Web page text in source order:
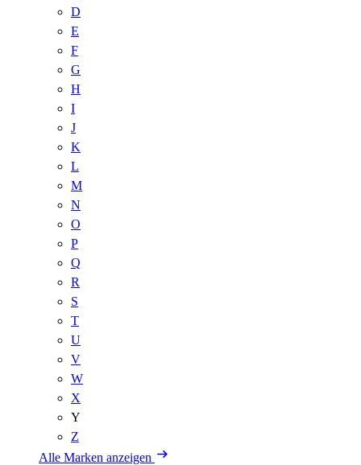
D
E
F
G
H
I
J
K
L
M
N
O
P
Q
R
S
T
U
V
W
X
Y
Z
Alle Marken anzeigen